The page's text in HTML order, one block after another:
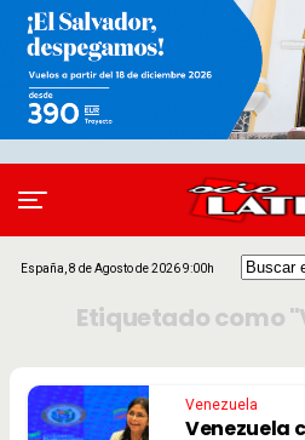
España, 8 de Agosto de 2026 9:00h
Etiquetado como
Venezuela
Venezuela